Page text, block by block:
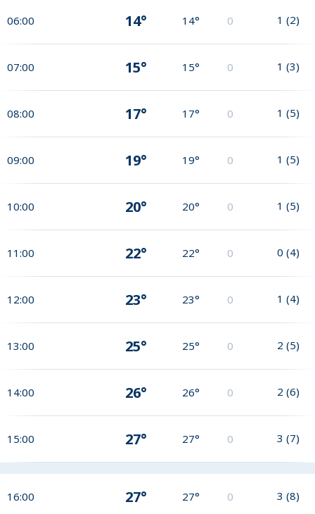
06:00 14° 14° 0 1 (2)
07:00 15° 15° 0 1 (3)
08:00 17° 17° 0 1 (5)
09:00 19° 19° 0 1 (5)
10:00 20° 20° 0 1 (5)
11:00 22° 22° 0 0 (4)
12:00 23° 23° 0 1 (4)
13:00 25° 25° 0 2 (5)
14:00 26° 26° 0 2 (6)
15:00 27° 27° 0 3 (7)
16:00 27° 27° 0 3 (8)